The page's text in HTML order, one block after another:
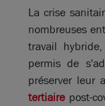
La crise
nombreuses
travail
permis de
préserver leur
tertiairepost-